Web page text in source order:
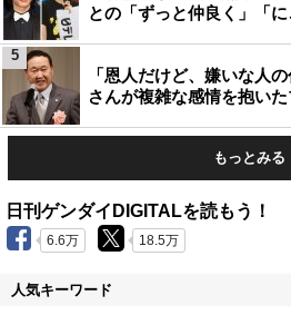
との「ずっと仲良く」「
「恩人だけど、嫌いな人
さんが複雑な感情を抱い
5
もっとみる
日刊ゲンダイDIGITALを読もう！
6.6万 18.5万
人気キーワード